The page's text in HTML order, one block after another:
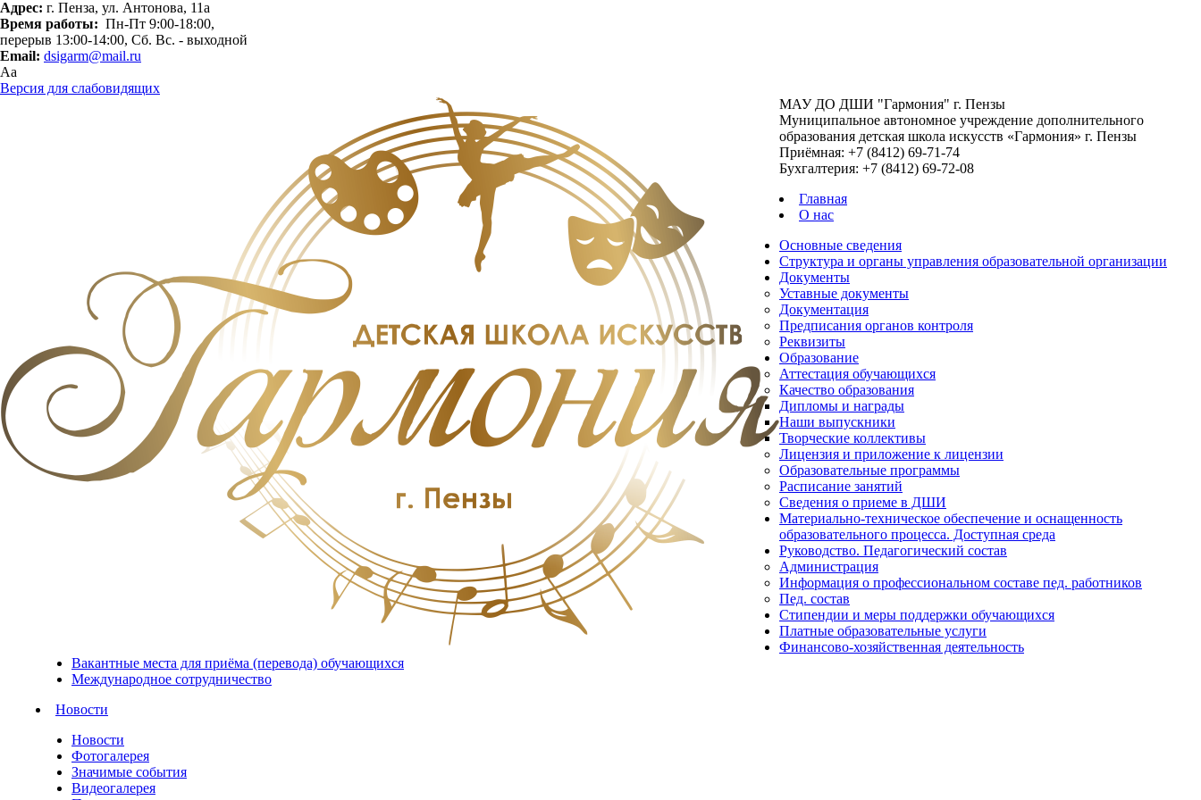
Адрес: г. Пенза, ул. Антонова, 11а
Время работы: Пн-Пт 9:00-18:00,
перерыв 13:00-14:00, Сб. Вс. - выходной
Email: dsigarm@mail.ru
Aa
Версия для слабовидящих
МАУ ДО ДШИ "Гармония" г. Пензы
Муниципальное автономное учреждение дополнительного
образования детская школа искусств «Гармония» г. Пензы
Приёмная: +7 (8412) 69-71-74
Бухгалтерия: +7 (8412) 69-72-08
Главная
О нас
Основные сведения
Структура и органы управления образовательной организации
Документы
Уставные документы
Документация
Предписания органов контроля
Реквизиты
Образование
Аттестация обучающихся
Качество образования
Дипломы и награды
Наши выпускники
Творческие коллективы
Лицензия и приложение к лицензии
Образовательные программы
Расписание занятий
Сведения о приеме в ДШИ
Материально-техническое обеспечение и оснащенность
образовательного процесса. Доступная среда
Руководство. Педагогический состав
Администрация
Информация о профессиональном составе пед. работников
Пед. состав
Стипендии и меры поддержки обучающихся
Платные образовательные услуги
Финансово-хозяйственная деятельность
Вакантные места для приёма (перевода) обучающихся
Международное сотрудничество
Новости
Новости
Фотогалерея
Значимые события
Видеогалерея